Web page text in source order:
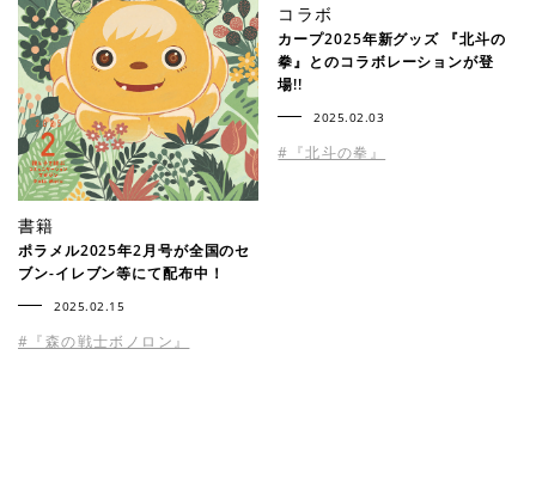
書籍
ポラメル2025年2月号が全国のセ
ブン-イレブン等にて配布中！
2025.02.15
#『森の戦士ボノロン』
コラボ
カープ2025年新グッズ 『北斗の
拳』とのコラボレーションが登
場!!
2025.02.03
#『北斗の拳』